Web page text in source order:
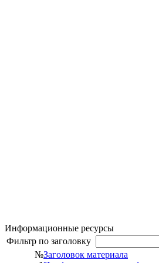
Информационные ресурсы
Фильтр по заголовку
№Заголовок материала